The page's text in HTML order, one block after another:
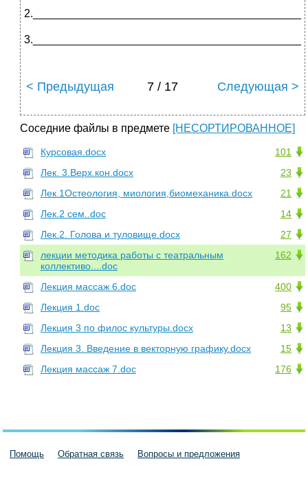
< Предыдущая 7 / 17 Следующая >
Соседние файлы в предмете [НЕСОРТИРОВАННОЕ]
101
Курсовая.docx
23
Лек. 3.Верх.кон.docx
21
Лек.1Остеология, миология,биомеханика.docx
14
Лек.2 сем..doc
27
Лек.2. Голова и туловище.docx
162
лекции методика работы с театральным
коллективо....doc
400
Лекция массаж 6.doc
95
Лекция 1.doc
13
Лекция 3 по филос культуры.docx
15
Лекция 3. Введение в векторную графику.docx
176
Лекция массаж 7.doc
Помощь Обратная связь Вопросы и предложения